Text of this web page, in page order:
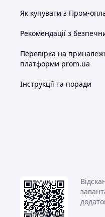
Як купувати з Пром-
Рекомендації з
Перевірка на
платформи prom.ua
Інструкції та поради